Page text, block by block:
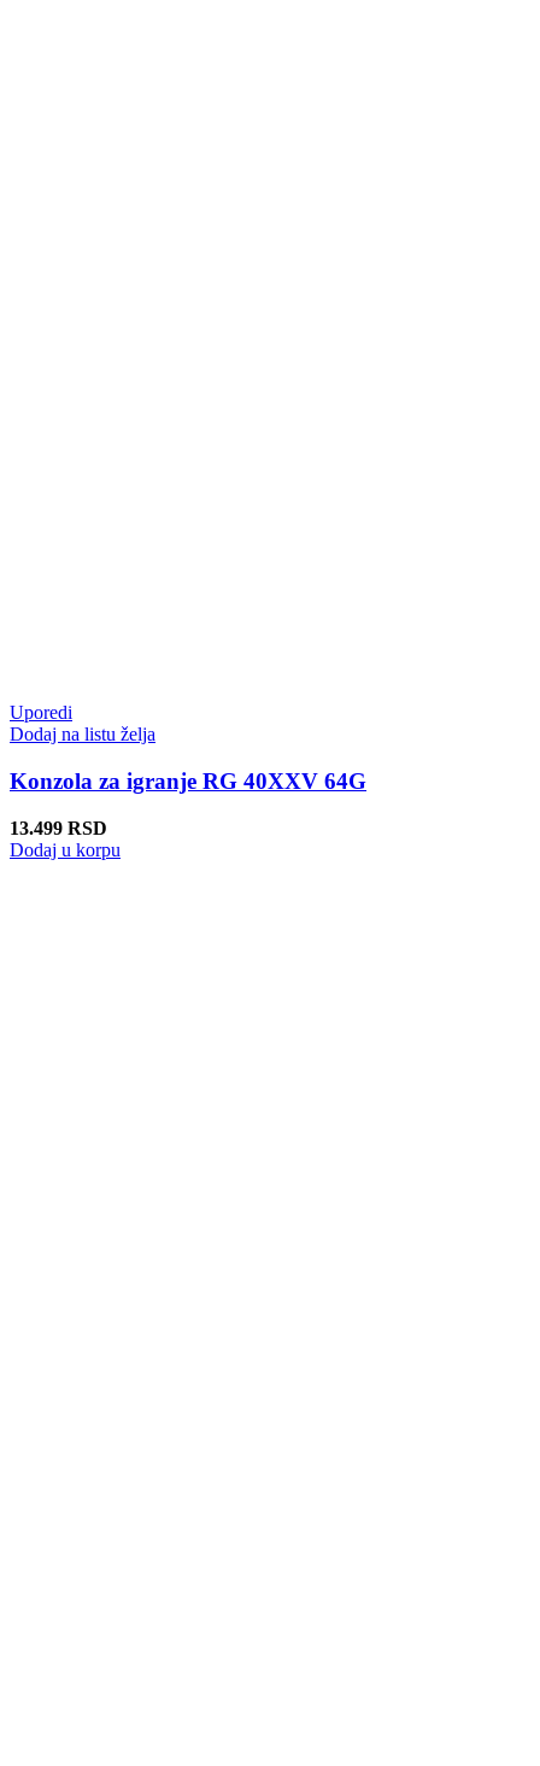
Uporedi
Dodaj na listu želja
Konzola za igranje RG 40XXV 64G
13.499 RSD
Dodaj u korpu